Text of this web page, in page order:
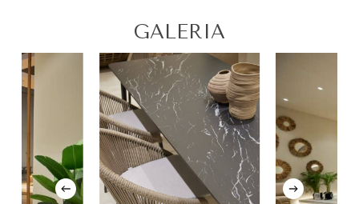
GALERIA